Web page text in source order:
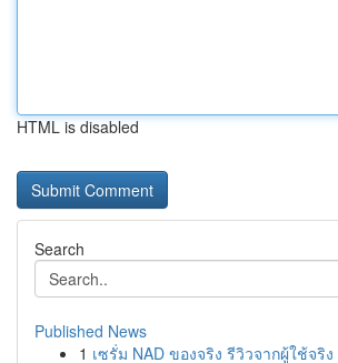
HTML is disabled
Search
Published News
1 เซรั่ม NAD ของจริง รีวิวจากผู้ใช้จริง